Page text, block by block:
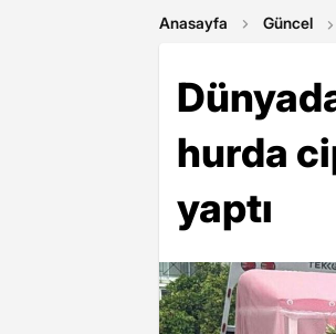
Anasayfa Güncel
hurda
yaptı